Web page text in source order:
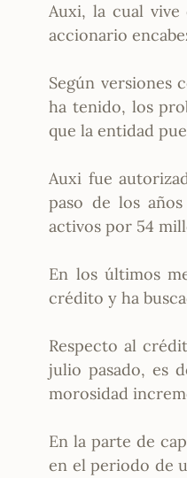
Auxi, la cual
accionario
Según versiones
ha tenido, los
que la entidad
Auxi fue
paso de los
activos por 54
En los últimos
crédito y ha
Respecto al
julio pasado, es
morosidad
En la parte de
en el periodo de